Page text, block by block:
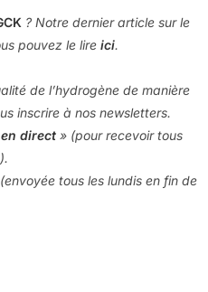
? Notre dernier article sur le
pouvez le lire ici.
de l’hydrogène de manière
inscrire à nos newsletters.
direct » (pour recevoir tous
tous les lundis en fin de